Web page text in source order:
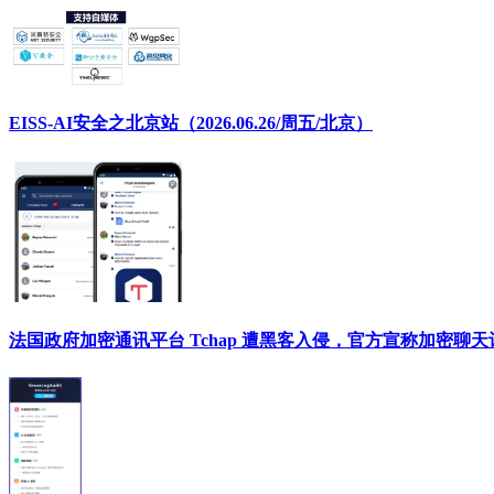
EISS-AI安全之北京站（2026.06.26/周五/北京）
法国政府加密通讯平台 Tchap 遭黑客入侵，官方宣称加密聊天